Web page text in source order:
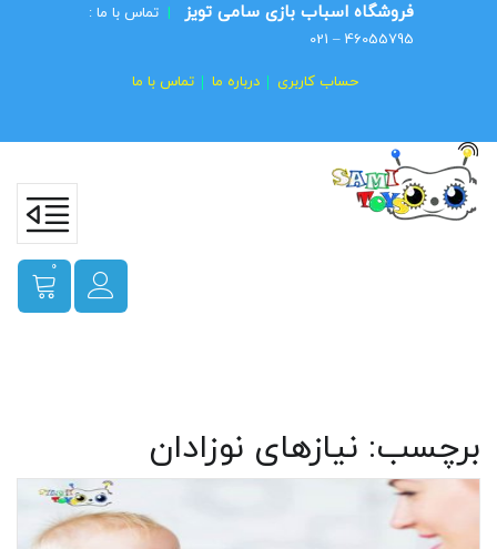
فروشگاه اسباب بازی سامی تویز | تماس با ما :
46055795 – 021
حساب کاربری درباره ما تماس با ما
0
برچسب: نیازهای نوزادان